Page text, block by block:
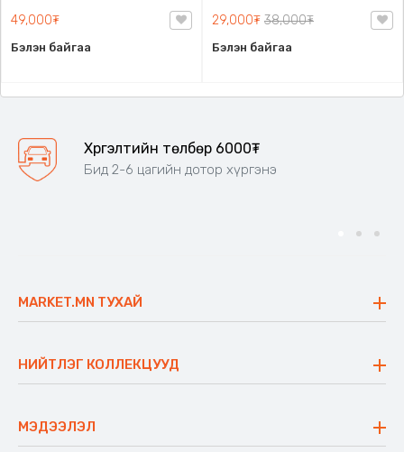
49,000₮
Бэлэн байгаа
29,000₮ 38,000₮
Бэлэн байгаа
Хүргэлтийн төлбөр 6000₮
Бид 2-6 цагийн дотор хүргэнэ
MARKET.MN ТУХАЙ
Үнэт зүйлс
Ажлын байр
Блог
НИЙТЛЭГ КОЛЛЕКЦУУД
Сүүдрэвч
Аяны ширээ
МЭДЭЭЛЭЛ